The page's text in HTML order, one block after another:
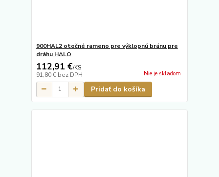
900HAL2 otočné rameno pre výklopnú bránu pre
dráhu HALO
112,91 €/KS
91,80 € bez DPH Nie je skladom
Pridať do košíka